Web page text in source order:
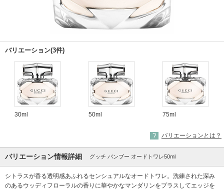
バリエーション(3件)
30ml 50ml 75ml
バリエーションとは？
バリエーション情報詳細 グッチ バンブー オードトワレ50ml
シトラスが香る透明感あふれるセンシュアルなオードトワレ。洗練された深み
のあるウッディフローラルの香りに華やかなマンダリンをプラスしてエッジを